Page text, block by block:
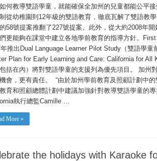
何教導雙語學童，就能確保全加州的兒童都能公平
從幼稚園到12年級的雙語教育，徹底瓦解了雙語教
58號提案推翻了227號提案。此外，從大約2008年
更能夠在課堂中建立各地學前教育的指導方針。
推出Dual Language Learner Pilot Study（雙語學
Plan for Early Learning and Care: California for
括在內）將對雙語學童的支援列為優先項目。 加州
會，更有責任。 “由於加州學前教育及照顧計劃中
育和照顧總體計劃中建議加強針對教導雙語學童的
執行總監Camille …
More »
the holidays with Karaoke